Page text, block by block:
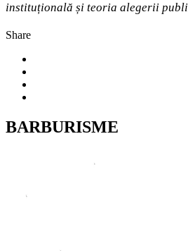
instituțională și teoria alegerii
Share
BARBURISME